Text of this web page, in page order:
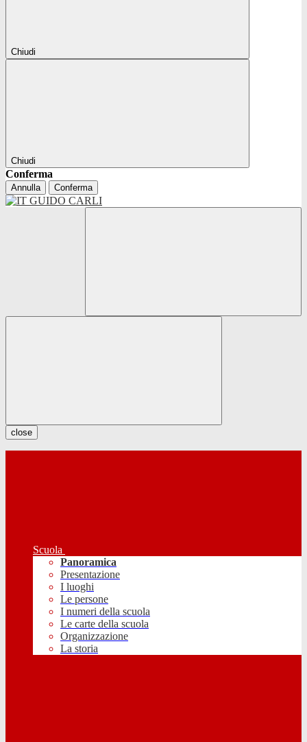
Chiudi
Chiudi
Conferma
Annulla Conferma
close
Scuola
Panoramica
Presentazione
I luoghi
Le persone
I numeri della scuola
Le carte della scuola
Organizzazione
La storia